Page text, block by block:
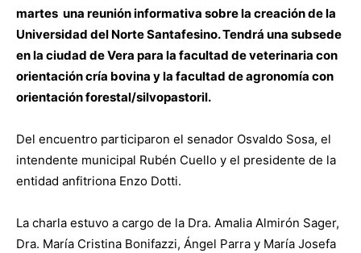
martes una reunión informativa sobre la creación de la
Universidad del Norte Santafesino. Tendrá una subsede
en la ciudad de Vera para la facultad de veterinaria con
orientación cría bovina y la facultad de agronomía con
orientación forestal/silvopastoril.
Del encuentro participaron el senador Osvaldo Sosa, el
intendente municipal Rubén Cuello y el presidente de la
entidad anfitriona Enzo Dotti.
La charla estuvo a cargo de la Dra. Amalia Almirón Sager,
Dra. María Cristina Bonifazzi, Ángel Parra y María Josefa